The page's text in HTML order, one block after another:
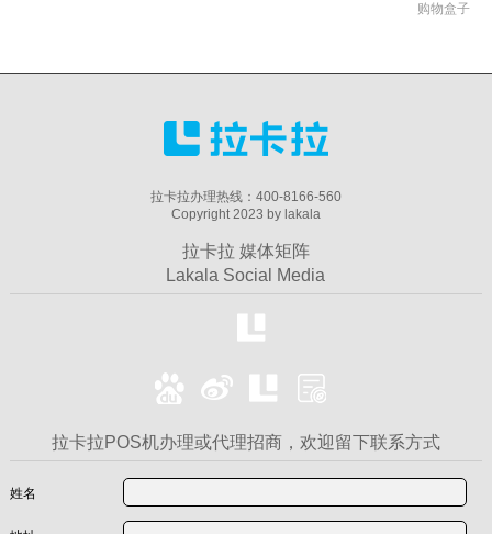
购物盒子
拉卡拉办理热线：400-8166-560
Copyright 2023 by lakala
拉卡拉 媒体矩阵
Lakala Social Media
拉卡拉POS机办理或代理招商，欢迎留下联系方式
姓名